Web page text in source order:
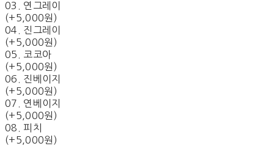
03. 연그레이
(+5,000원)
04. 진그레이
(+5,000원)
05. 코코아
(+5,000원)
06. 진베이지
(+5,000원)
07. 연베이지
(+5,000원)
08. 피치
(+5,000원)